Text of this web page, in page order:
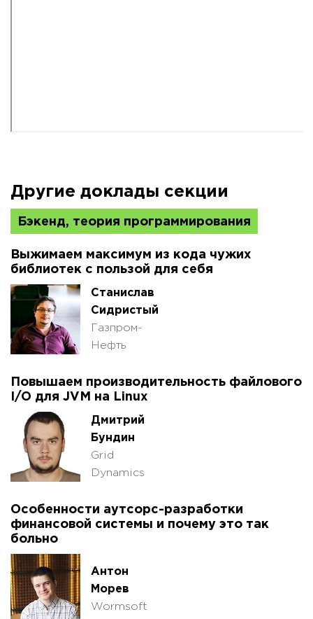
Другие доклады секции
Бэкенд, теория программирования
Выжимаем максимум из кода чужих
библиотек с пользой для себя
Станислав
Сидристый
Газпром-
Нефть
Повышаем производительность файлового
I/O для JVM на Linux
Дмитрий
Бундин
Grid
Dynamics
Особенности аутсорс-разработки
финансовой системы и почему это так
больно
Антон
Морев
Wormsoft